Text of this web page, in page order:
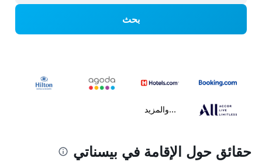
بحث
...والمزيد
حقائق حول الإقامة في بيسناتي